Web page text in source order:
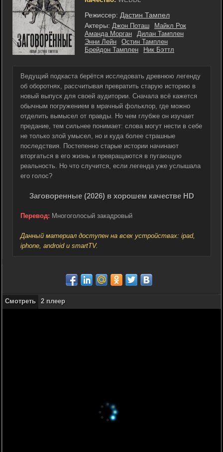
Режиссер: Дастин Тампел
Актеры: Джон Поташ
Майкл Рок
Аманда Морган
Дилан Тамплен
Энни Лейн
Остин Тамплен
Брейдон Тамплен
Ник Бэттл
Ведущий подкаста берётся исследовать древнюю легенду
об оборотнях, рассчитывая превратить старую историю в
новый выпуск для своей аудитории. Сначала всё кажется
обычным погружением в мрачный фольклор, где можно
отделить вымысел от правды. Но чем глубже он изучает
предание, тем сильнее понимает: слова могут нести в себе
не только злой умысел, но и куда более страшные
последствия. Постепенно старые истории начинают
вторгаться в его жизнь и превращаются в пугающую
реальность. Но что случится, если легенда уже услышала
его голос?
Заговоренные (2026) в хорошем качестве HD
Перевод: Многоголосый закадровый
Данный материал доступен на всех устройствах: ipad,
iphone, android и smartTV.
Смотреть 2 плеер